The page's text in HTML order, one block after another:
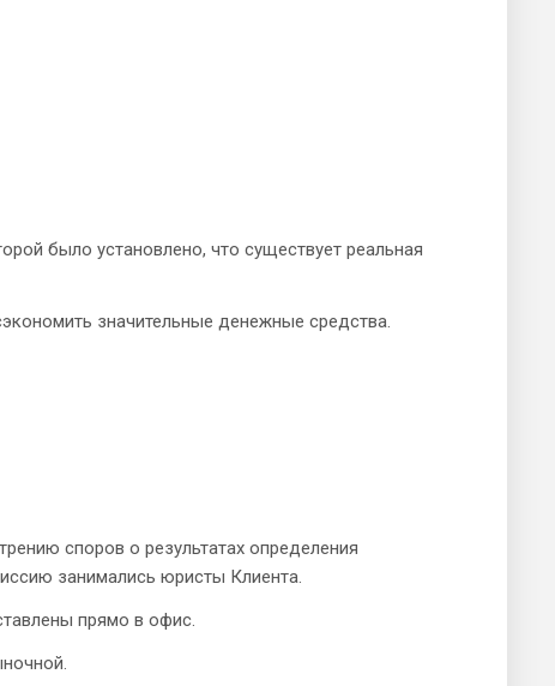
было установлено, что существует реальная
значительные денежные средства.
споров о результатах определения
занимались юристы Клиента.
прямо в офис.